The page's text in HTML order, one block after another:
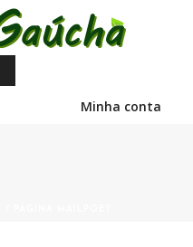
Minha conta